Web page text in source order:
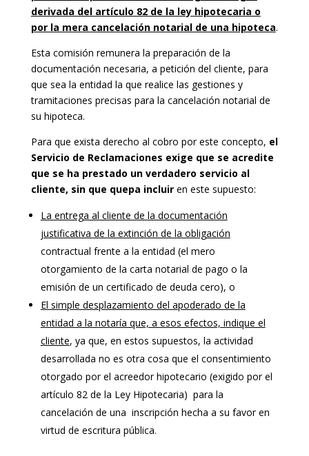
derivada del artículo 82 de la ley hipotecaria o
por la mera cancelación notarial de una hipoteca.
Esta comisión remunera la preparación de la
documentación necesaria, a petición del cliente, para
que sea la entidad la que realice las gestiones y
tramitaciones precisas para la cancelación notarial de
su hipoteca.
Para que exista derecho al cobro por este concepto, el
Servicio de Reclamaciones exige que se acredite
que se ha prestado un verdadero servicio al
cliente, sin que quepa incluiren este supuesto:
La entrega al cliente de la documentación
justificativa de la extinción de la obligación
contractual frente a la entidad (el mero
otorgamiento de la carta notarial de pago o la
emisión de un certificado de deuda cero), o
El simple desplazamiento del apoderado de la
entidad a la notaría que, a esos efectos, indique el
cliente, ya que, en estos supuestos, la actividad
desarrollada no es otra cosa que el consentimiento
otorgado por el acreedor hipotecario (exigido por el
artículo 82 de la Ley Hipotecaria) para la
cancelación de una inscripción hecha a su favor en
virtud de escritura pública.